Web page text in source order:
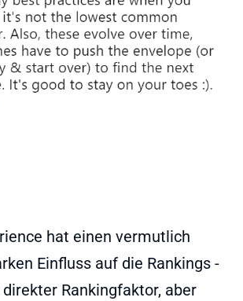
hat einen vermutlich
Einfluss auf die Rankings -
Rankingfaktor, aber